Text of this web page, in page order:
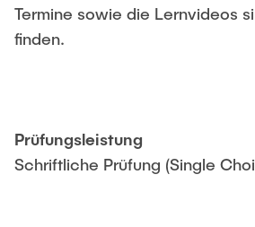
Dr. Kai G. Mertens
Dr. Jonas Hauke
Prof. Dr. Irina Duscher
Dr. Cara H. Kahl
Termine sowie die Lernvideos
finden.
Prüfungsleistung
Schriftliche Prüfung (Single